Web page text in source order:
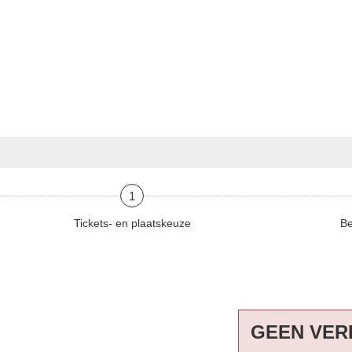
1
Tickets- en plaatskeuze
GEEN